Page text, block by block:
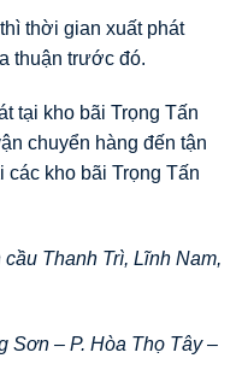
thời gian xuất phát
thuận trước đó.
tại kho bãi Trọng Tấn
chuyển hàng đến tận
các kho bãi Trọng Tấn
Thanh Trì, Lĩnh Nam,
Sơn – P. Hòa Thọ Tây –